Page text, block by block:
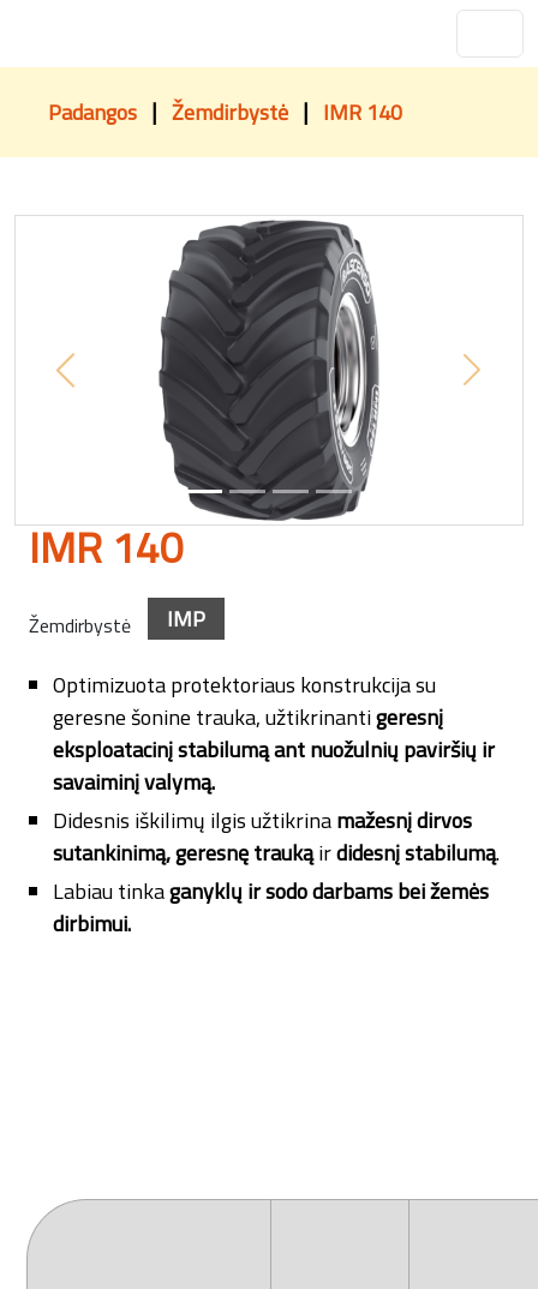
Padangos | Žemdirbystė | IMR 140
Previous Next
IMR 140
Žemdirbystė IMP
Optimizuota protektoriaus konstrukcija su
geresne šonine trauka, užtikrinantigeresnį
eksploatacinį stabilumą ant nuožulnių paviršių ir
savaiminį valymą.
Didesnis iškilimų ilgis užtikrinamažesnį dirvos
sutankinimą, geresnę traukąirdidesnį stabilumą.
Labiau tinkaganyklų ir sodo darbams bei žemės
dirbimui.